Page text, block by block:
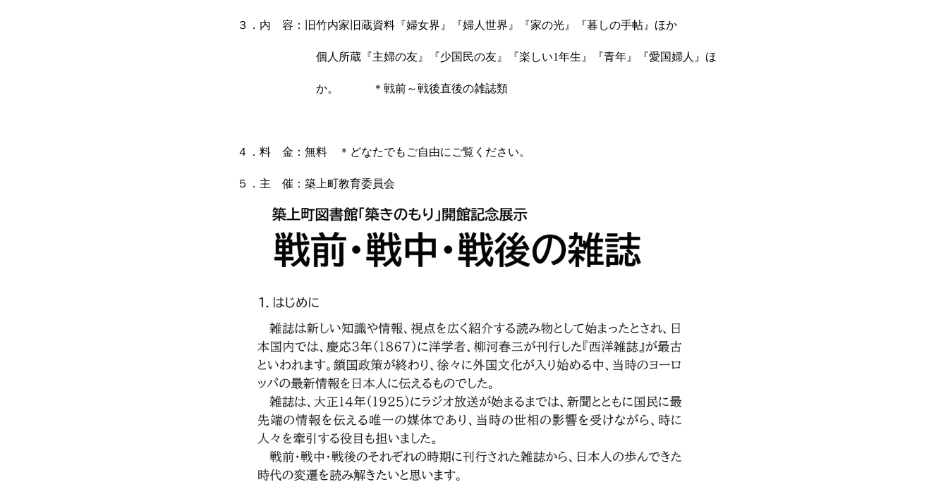
３．内 容：旧竹内家旧蔵資料『婦女界』『婦人世界』『家の光』『暮しの手帖』ほか
個人所蔵『主婦の友』『少国民の友』『楽しい1年生』『青年』『愛国婦人』ほ
か。 ＊戦前～戦後直後の雑誌類
４．料 金：無料 ＊どなたでもご自由にご覧ください。
５．主 催：築上町教育委員会